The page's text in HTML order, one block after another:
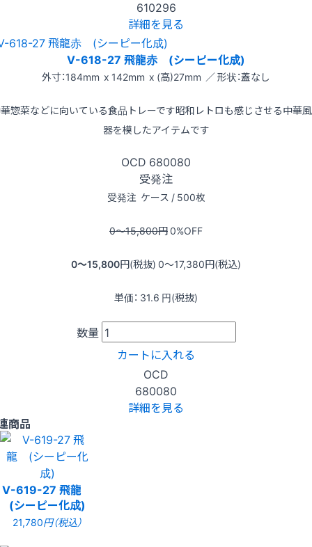
610296
詳細を見る
V-618-27 飛龍赤 (シーピー化成)
外寸：184mm x 142mm x (高)27mm ／ 形状：蓋なし
惣菜などに向いている食品トレーです昭和レトロも感じさせる中華
器を模したアイテムです
OCD 680080
受発注
受発注 ケース / 500枚
0〜15,800円0%OFF
0〜15,800円(税抜) 0〜17,380円(税込)
単価： 31.6 円(税抜)
数量
カートに入れる
OCD
680080
詳細を見る
商品
V-619-27 飛龍
(シーピー化成)
21,780円（税込）